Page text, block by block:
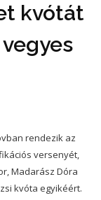
kvótát
rendezik az
versenyét,
Madarász Dóra
kvóta egyikéért.